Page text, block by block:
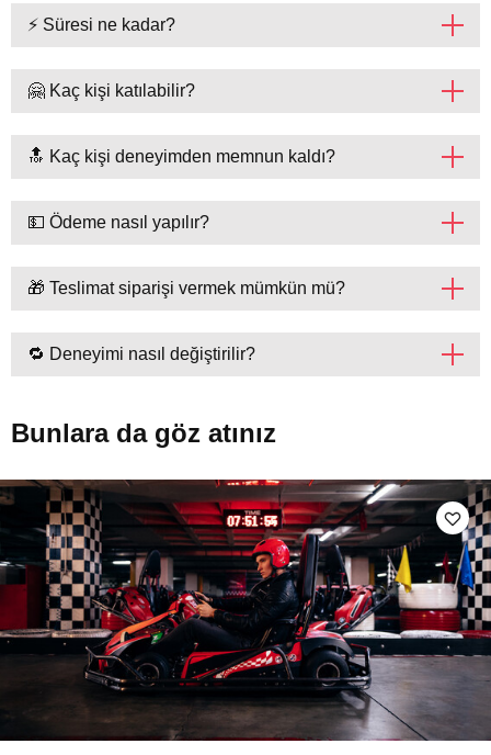
⚡ Süresi ne kadar?
🤗 Kaç kişi katılabilir?
🔝 Kaç kişi deneyimden memnun kaldı?
💵 Ödeme nasıl yapılır?
🎁 Teslimat siparişi vermek mümkün mü?
🔁 Deneyimi nasıl değiştirilir?
Bunlara da göz atınız